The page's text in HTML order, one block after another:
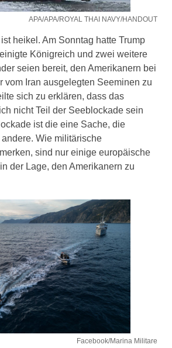
APA/APA/ROYAL THAI NAVY/HANDOUT
heikel. Am Sonntag hatte Trump
Königreich und zwei weitere
seien bereit, den Amerikanern bei
vom Iran ausgelegten Seeminen zu
sich zu erklären, dass das
nicht Teil der Seeblockade sein
ist die eine Sache, die
Wie militärische
sind nur einige europäische
der Lage, den Amerikanern zu
Facebook/Marina Militare